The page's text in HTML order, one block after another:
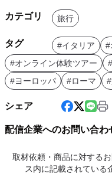
カテゴリ 旅行
タグ #イタリア #
#オンライン体験ツアー
#ヨーロッパ
#ローマ
シェア
配信企業へのお問い合わ
取材依頼・商品に対する
ス内に記載されている